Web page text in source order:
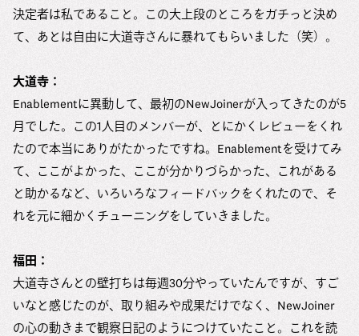
決定者は私であること。この大上段のところをガチっと決め
て、あとは自由に大道寺さんに暴れてもらいました（笑）。
大道寺：
Enablementに異動して、最初のNewJoinerが入ってきたのが5
月でした。この1人目のメンバーが、とにかくレビューをくれ
たので本当にありがたかったですね。Enablementを受けてみ
て、ここがよかった、ここが分かりづらかった、これがある
と助かるなど、いろいろなフィードバックをくれたので、そ
れを元に細かくチューニングをしていきました。
福田：
大道寺さんとの壁打ちは毎週30分やっていたんですが、すご
いなと感じたのが、取り組みや成果だけでなく、NewJoiner
の心の動きまで観察日記のようにつけていたこと。これを読